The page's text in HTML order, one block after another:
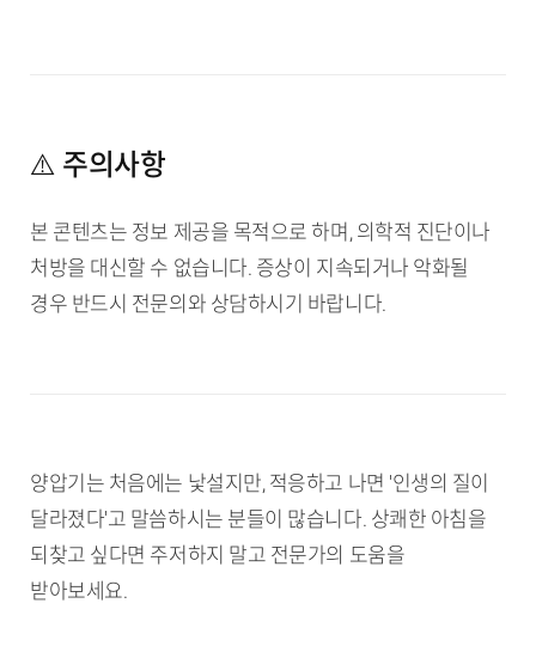
⚠️ 주의사항
본 콘텐츠는 정보 제공을 목적으로 하며, 의학적 진단이나
처방을 대신할 수 없습니다. 증상이 지속되거나 악화될
경우 반드시 전문의와 상담하시기 바랍니다.
양압기는 처음에는 낯설지만, 적응하고 나면 '인생의 질이
달라졌다'고 말씀하시는 분들이 많습니다. 상쾌한 아침을
되찾고 싶다면 주저하지 말고 전문가의 도움을
받아보세요.